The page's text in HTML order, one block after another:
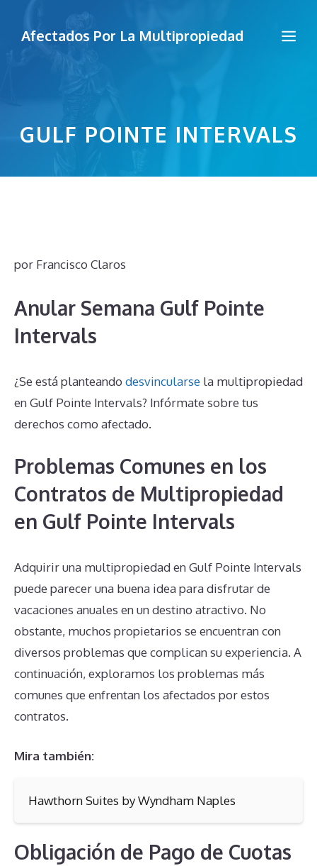
Afectados Por La Multipropiedad
GULF POINTE INTERVALS
por Francisco Claros
Anular Semana Gulf Pointe
Intervals
¿Se está planteando desvincularse la multipropiedad
en Gulf Pointe Intervals? Infórmate sobre tus
derechos como afectado.
Problemas Comunes en los
Contratos de Multipropiedad
en Gulf Pointe Intervals
Adquirir una multipropiedad en Gulf Pointe Intervals
puede parecer una buena idea para disfrutar de
vacaciones anuales en un destino atractivo. No
obstante, muchos propietarios se encuentran con
diversos problemas que complican su experiencia. A
continuación, exploramos los problemas más
comunes que enfrentan los afectados por estos
contratos.
Mira también:
Hawthorn Suites by Wyndham Naples
Obligación de Pago de Cuotas